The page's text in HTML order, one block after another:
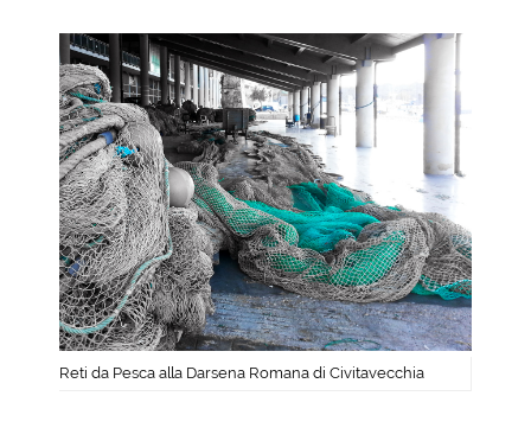
Reti da Pesca alla Darsena Romana di Civitavecchia